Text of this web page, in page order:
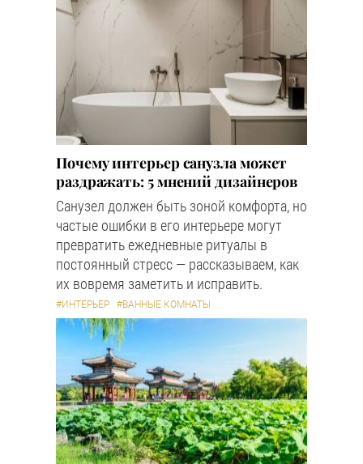
Почему интерьер санузла может
раздражать: 5 мнений дизайнеров
Санузел должен быть зоной комфорта, но
частые ошибки в его интерьере могут
превратить ежедневные ритуалы в
постоянный стресс — рассказываем, как
их вовремя заметить и исправить.
#ИНТЕРЬЕР #ВАННЫЕ КОМНАТЫ